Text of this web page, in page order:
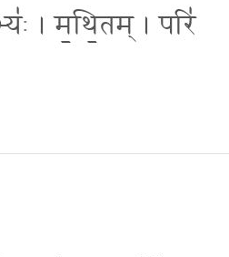
। म॒थि॒तम् । परि॑